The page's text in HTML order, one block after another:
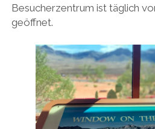
Besucherzentrum ist täglich
geöffnet.